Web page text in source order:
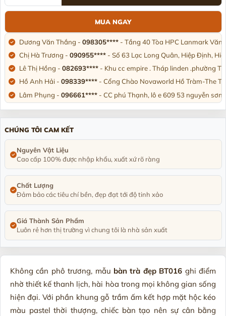
MUA NGAY
Dương Văn Thắng -098305**** - Tầng 40 Tòa HPC Lanmark Văn
Chị Hà Trương -090955**** - Số 63 Lạc Long Quân, Hiệp Định,
Lê Thị Hồng -082693**** - Khu cc empire . Tháp linden .phường
Hồ Anh Hải -098339**** - Cổng Chào Novaworld Hồ Tràm-The
Lâm Phụng -096661**** - CC phú Thạnh, lô e 609 53 nguyễn
Nguyên Văn Hưng -090455****- Số 17-lkv10 Khu đô thị HUD,
Trần Trung Thành -
Anh Hoài nam -
Phạm Thị Hồng Nga -092334****- Đường n1, Thung Lũng Xanh,
CHÚNG TÔI CAM KẾT
Nguyên Vật Liệu
Cao cấp 100% được nhập khẩu, xuất xứ rõ ràng
Chất Lượng
Đảm bảo các tiêu chí bền, đẹp đạt tới độ tinh xảo
Giá Thành Sản Phẩm
Luôn rẻ hơn thị trường vì chung tôi là nhà sản xuất
Không cần phô trương, mẫu bàn trà đẹp BT016 ghi điểm
nhờ thiết kế thanh lịch, hài hòa trong mọi không gian sống
hiện đại. Với phần khung gỗ trầm ấm kết hợp mặt hộc kéo
màu pastel thời thượng, chiếc bàn tạo nên sự cân bằng